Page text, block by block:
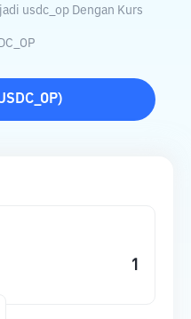
usdc_op Dengan Kurs
)